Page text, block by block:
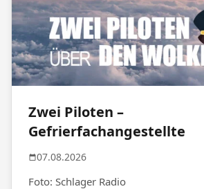
Zwei Piloten –
Gefrierfachangestellte
07.08.2026
Foto: Schlager Radio